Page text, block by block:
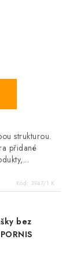
strukturou.
přidané
Kód: 3947/1 K
bez